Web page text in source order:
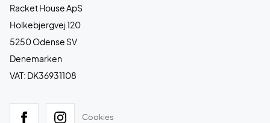
Racket House ApS
Holkebjergvej 120
5250 Odense SV
Denemarken
VAT: DK36931108
Cookies